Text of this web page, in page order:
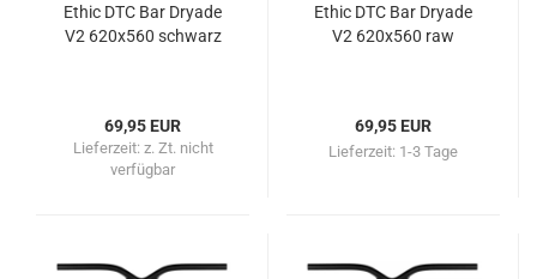
Ethic DTC Bar Dryade
V2 620x560 schwarz
69,95 EUR
Lieferzeit: z. Zt. nicht
verfügbar
Ethic DTC Bar Dryade
V2 620x560 raw
69,95 EUR
Lieferzeit: 1-3 Tage